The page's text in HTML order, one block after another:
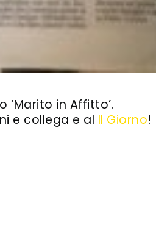
in Affitto’.
e collega e al Il Giorno!